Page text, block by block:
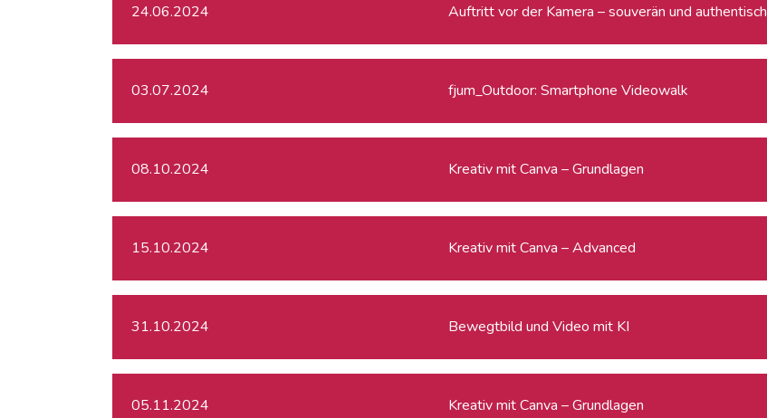
24.06.2024 Auftritt vor der Kamera – souverän und authentisch
03.07.2024 fjum_Outdoor: Smartphone Videowalk
08.10.2024 Kreativ mit Canva – Grundlagen
15.10.2024 Kreativ mit Canva – Advanced
31.10.2024 Bewegtbild und Video mit KI
05.11.2024 Kreativ mit Canva – Grundlagen